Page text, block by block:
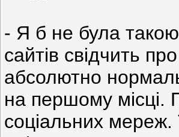
- Я б не була такою
сайтів свідчить
абсолютно
на першому місці.
соціальних мереж.